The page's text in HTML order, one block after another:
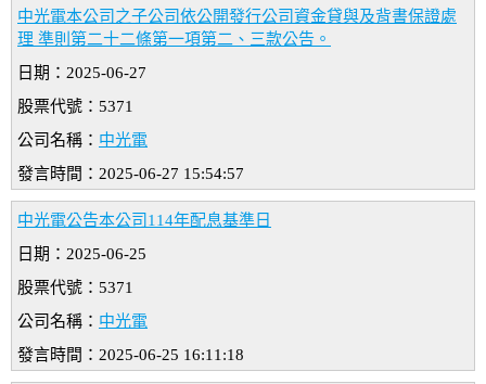
中光電本公司之子公司依公開發行公司資金貸與及背書保證處
理 準則第二十二條第一項第二、三款公告。
日期：2025-06-27
股票代號：5371
公司名稱： 中光電
發言時間：2025-06-27 15:54:57
中光電公告本公司114年配息基準日
日期：2025-06-25
股票代號：5371
公司名稱： 中光電
發言時間：2025-06-25 16:11:18